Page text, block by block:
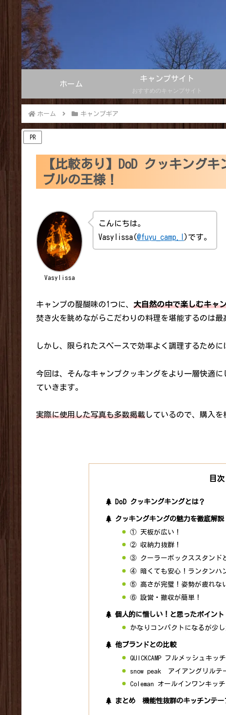
ホーム
キャンプサイト
おすすめのキャンプサイト
ホーム キャンプギア
PR
【比較あり】DoD クッキング
ブルの王様！
Vasylissa
こんにちは。
Vasylissa(@fuyu_camp.l )です。
キャンプの醍醐味の1つに、 大自然の中で楽しむキャ
焚き火を眺めながらこだわりの料理を堪能するのは最
しかし、限られたスペースで効率よく調理するために
今回は、そんなキャンプクッキングをより一層快適に
ていきます。
実際に使用した写真も多数掲載しているので、購入を
目次
DoD クッキングキングとは？
クッキングキングの魅力を徹底解説
① 天板が広い！
② 収納力抜群！
③ クーラーボックススタンド
④ 暗くても安心！ランタンハ
⑤ 高さが完璧！姿勢が疲れな
⑥ 設営・撤収が簡単！
個人的に惜しい！と思ったポイント
かなりコンパクトになるが少
他ブランドとの比較
QUICKCAMP フルメッシュキッ
snow peak アイアングリルテ
Coleman オールインワンキッ
まとめ 機能性抜群のキッチンテー